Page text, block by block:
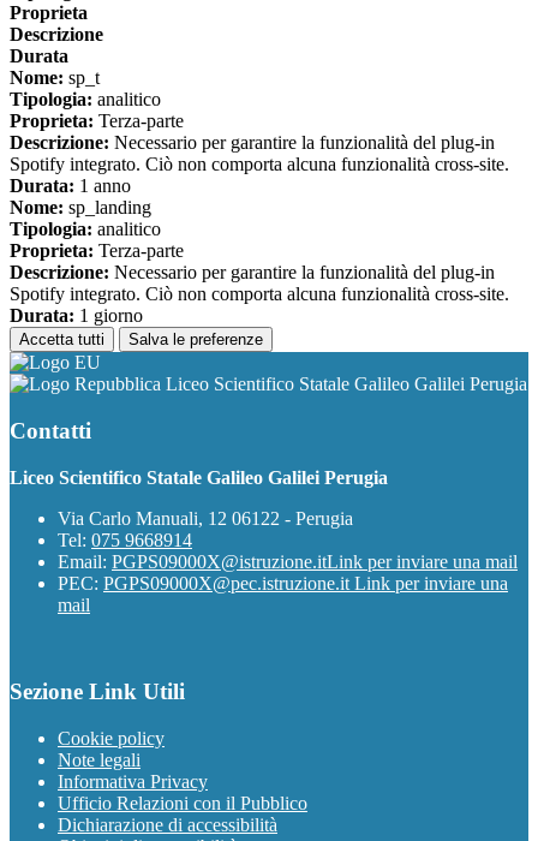
Proprieta
Descrizione
Durata
Nome: sp_t
Tipologia: analitico
Proprieta: Terza-parte
Descrizione: Necessario per garantire la funzionalità del plug-in
Spotify integrato. Ciò non comporta alcuna funzionalità cross-site.
Durata: 1 anno
Nome: sp_landing
Tipologia: analitico
Proprieta: Terza-parte
Descrizione: Necessario per garantire la funzionalità del plug-in
Spotify integrato. Ciò non comporta alcuna funzionalità cross-site.
Durata: 1 giorno
Accetta tutti Salva le preferenze
Liceo Scientifico Statale Galileo Galilei Perugia
Contatti
Liceo Scientifico Statale Galileo Galilei Perugia
Via Carlo Manuali, 12 06122 - Perugia
Tel: 075 9668914
Email: PGPS09000X@istruzione.itLink per inviare una mail
PEC: PGPS09000X@pec.istruzione.it Link per inviare una
mail
Sezione Link Utili
Cookie policy
Note legali
Informativa Privacy
Ufficio Relazioni con il Pubblico
Dichiarazione di accessibilità